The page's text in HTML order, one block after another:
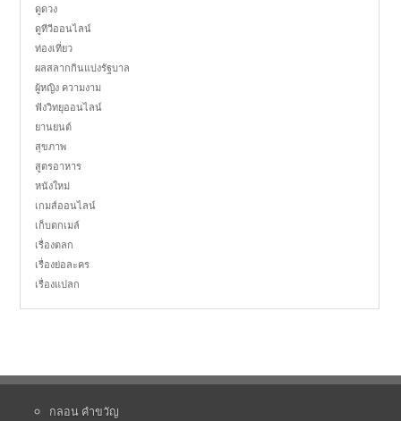
ดูดวง
ดูทีวีออนไลน์
ท่องเที่ยว
ผลสลากกินแบ่งรัฐบาล
ผู้หญิง ความงาม
ฟังวิทยุออนไลน์
ยานยนต์
สุขภาพ
สูตรอาหาร
หนังใหม่
เกมส์ออนไลน์
เก็บตกเมล์
เรื่องตลก
เรื่องย่อละคร
เรื่องแปลก
กลอน คำขวัญ